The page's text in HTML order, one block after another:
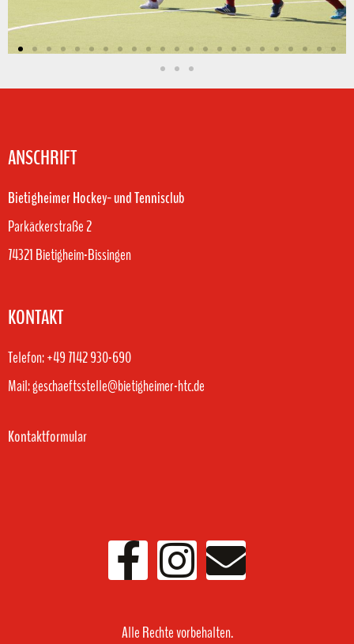
ANSCHRIFT
Bietigheimer Hockey- und Tennisclub
Parkäckerstraße 2
74321 Bietigheim-Bissingen
KONTAKT
Telefon: +49 7142 930-690
Mail: geschaeftsstelle@bietigheimer-htc.de
Kontaktformular
Alle Rechte vorbehalten.